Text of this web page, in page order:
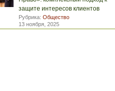
защите интересов клиентов
Рубрика: Общество
13 ноября, 2025